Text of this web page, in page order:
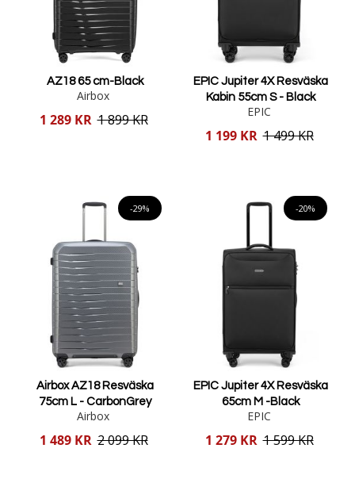
AZ18 65 cm-Black
Airbox
Reducerat
1 289 KR 1 899 KR
EPIC Jupiter 4X Resväska
Kabin 55cm S - Black
EPIC
Reducerat
1 199 KR 1 499 KR
-29%
Airbox AZ18 Resväska
75cm L - CarbonGrey
Airbox
Reducerat
1 489 KR 2 099 KR
-20%
EPIC Jupiter 4X Resväska
65cm M -Black
EPIC
Reducerat
1 279 KR 1 599 KR